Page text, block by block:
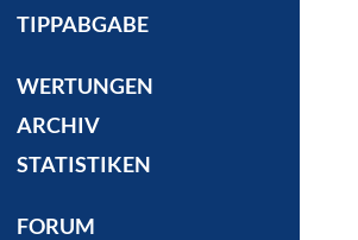
TIPPABGABE
WERTUNGEN
ARCHIV
STATISTIKEN
FORUM